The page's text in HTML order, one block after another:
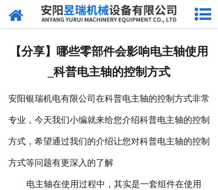
网站首页
联系我们
【分享】哪些零部件会影响电主轴使用
_科普电主轴的控制方式
安阳银瑞机电有限公司在科普电主轴的控制方式非常
专业，今天我们小编就来给您介绍科普电主轴的控制
方式，希望通过我们的介绍让您对科普电主轴的控制
方式等问题有更深入的了解
电主轴在使用过程中，其实是一套组件在使用